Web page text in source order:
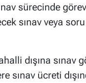
sürecinde
sınav veya
dışına sınav
sınav ücreti